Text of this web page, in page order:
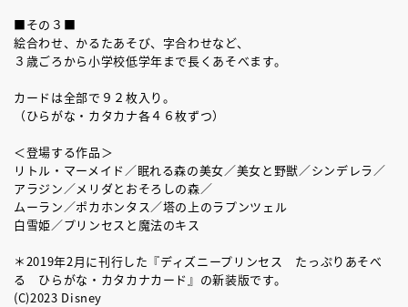
■その３■
絵合わせ、かるたあそび、字合わせなど、
３歳ごろから小学校低学年まで長くあそべます。
カードは全部で９２枚入り。
（ひらがな・カタカナ各４６枚ずつ）
＜登場する作品＞
リトル・マーメイド／眠れる森の美女／美女と野獣／シンデレラ／
アラジン／メリダとおそろしの森／
ムーラン／ポカホンタス／塔の上のラプンツェル
白雪姫／プリンセスと魔法のキス
＊2019年2月に刊行した『ディズニープリンセス たっぷりあそべ
る ひらがな・カタカナカード』の新装版です。
(C)2023 Disney